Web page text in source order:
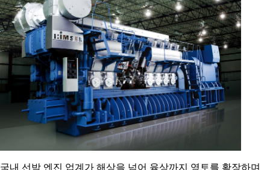
국내 선박 엔진 업계가 해상을 넘어 육상까지 영토를 확장하며